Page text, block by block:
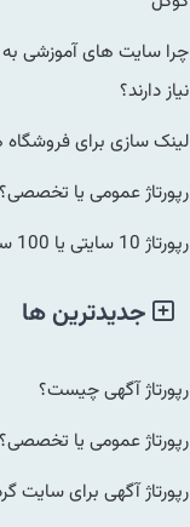
چرا سایت های آموزشی
نیاز دارند؟
لینک سازی برای فروشگاه
رپورتاژ عمومی یا تخصصی؟
رپورتاژ 10 سایتی یا 100 سایتی؟
جدیدترین ها
رپورتاژ آگهی چیست؟
رپورتاژ عمومی یا تخصصی؟
رپورتاژ آگهی برای سایت